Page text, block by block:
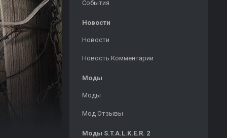
События
Новости
Новости
Новость Комментарии
Моды
Моды
Мод Отзывы
Моды S.T.A.L.K.E.R. 2